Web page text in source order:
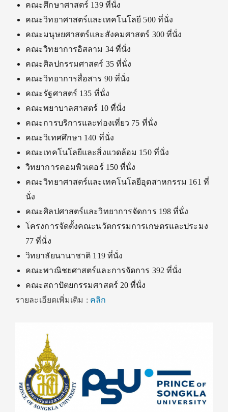
คณะศึกษาศาสตร์ 139 ที่นั่ง
คณะวิทยาศาสตร์และเทคโนโลยี 500 ที่นั่ง
คณะมนุษยศาสตร์และสังคมศาสตร์ 300 ที่นั่ง
คณะวิทยาการอิสลาม 34 ที่นั่ง
คณะศิลปกรรมศาสตร์ 35 ที่นั่ง
คณะวิทยาการสื่อสาร 90 ที่นั่ง
คณะรัฐศาสตร์ 135 ที่นั่ง
คณะพยาบาลศาสตร์ 10 ที่นั่ง
คณะการบริการและท่องเที่ยว 75 ที่นั่ง
คณะวิเทศศึกษา 140 ที่นั่ง
คณะเทคโนโลยีและสิ่งแวดล้อม 150 ที่นั่ง
วิทยาการคอมพิวเตอร์ 150 ที่นั่ง
คณะวิทยาศาสตร์และเทคโนโลยีอุตสาหกรรม 161 ที่
นั่ง
คณะศิลปศาสตร์และวิทยาการจัดการ 198 ที่นั่ง
โครงการจัดตั้งคณะนวัตกรรมการเกษตรและประมง
77 ที่นั่ง
วิทยาลัยนานาชาติ 119 ที่นั่ง
คณะพาณิชยศาสตร์และการจัดการ 392 ที่นั่ง
คณะสถาปัตยกรรมศาสตร์ 20 ที่นั่ง
รายละเอียดเพิ่มเติม : คลิก